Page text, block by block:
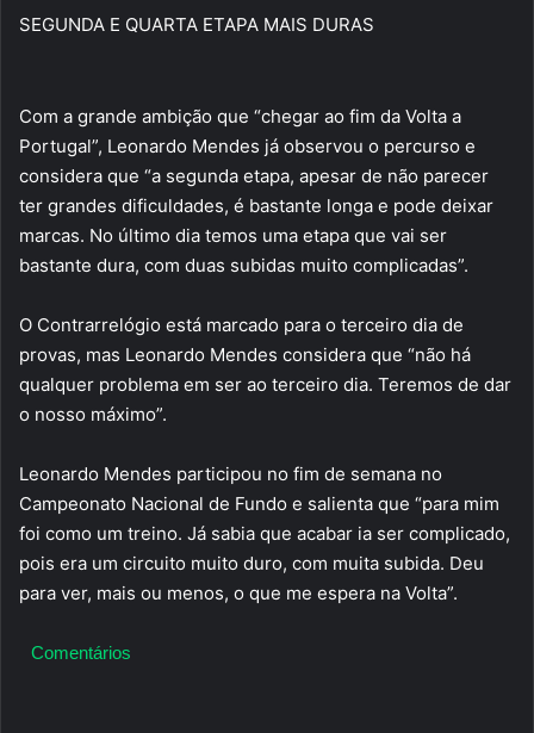
SEGUNDA E QUARTA ETAPA MAIS DURAS
Com a grande ambição que “chegar ao fim da Volta a
Portugal”, Leonardo Mendes já observou o percurso e
considera que “a segunda etapa, apesar de não parecer
ter grandes dificuldades, é bastante longa e pode deixar
marcas. No último dia temos uma etapa que vai ser
bastante dura, com duas subidas muito complicadas”.
O Contrarrelógio está marcado para o terceiro dia de
provas, mas Leonardo Mendes considera que “não há
qualquer problema em ser ao terceiro dia. Teremos de dar
o nosso máximo”.
Leonardo Mendes participou no fim de semana no
Campeonato Nacional de Fundo e salienta que “para mim
foi como um treino. Já sabia que acabar ia ser complicado,
pois era um circuito muito duro, com muita subida. Deu
para ver, mais ou menos, o que me espera na Volta”.
Comentários